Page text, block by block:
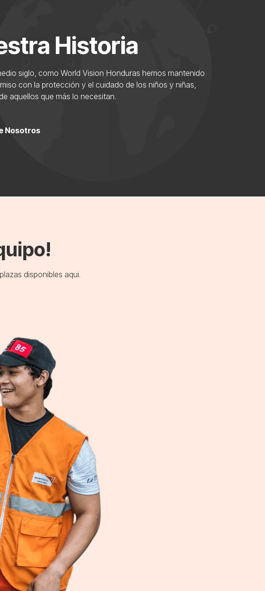
Historia
siglo, como World Vision Honduras hemos mantenido
con la protección y el cuidado de los niños y niñas,
aquellos que más lo necesitan.
Nosotros
disponibles aqui.